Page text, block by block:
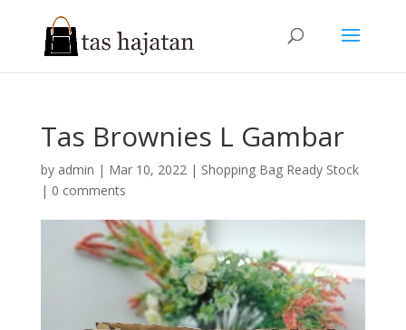
Tas Brownies L Gambar
by admin | Mar 10, 2022| Shopping Bag Ready Stock
| 0 comments